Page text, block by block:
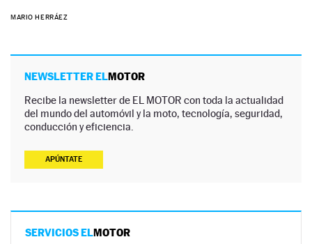
MARIO HERRÁEZ
NEWSLETTER ELMOTOR
Recibe la newsletter de EL MOTOR con toda la actualidad
del mundo del automóvil y la moto, tecnología, seguridad,
conducción y eficiencia.
APÚNTATE
SERVICIOS ELMOTOR